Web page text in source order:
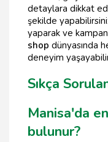
detaylara dikkat
şekilde
yaparak ve
shop dünyasında
deneyim
Sıkça
Manisa'da
bulunur?